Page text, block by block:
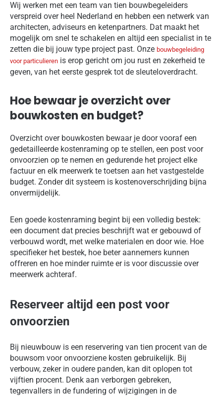
Wij werken met een team van tien bouwbegeleiders
verspreid over heel Nederland en hebben een netwerk van
architecten, adviseurs en ketenpartners. Dat maakt het
mogelijk om snel te schakelen en altijd een specialist in te
zetten die bij jouw type project past. Onze bouwbegeleiding
voor particulieren is erop gericht om jou rust en zekerheid te
geven, van het eerste gesprek tot de sleuteloverdracht.
Hoe bewaar je overzicht over
bouwkosten en budget?
Overzicht over bouwkosten bewaar je door vooraf een
gedetailleerde kostenraming op te stellen, een post voor
onvoorzien op te nemen en gedurende het project elke
factuur en elk meerwerk te toetsen aan het vastgestelde
budget. Zonder dit systeem is kostenoverschrijding bijna
onvermijdelijk.
Een goede kostenraming begint bij een volledig bestek:
een document dat precies beschrijft wat er gebouwd of
verbouwd wordt, met welke materialen en door wie. Hoe
specifieker het bestek, hoe beter aannemers kunnen
offreren en hoe minder ruimte er is voor discussie over
meerwerk achteraf.
Reserveer altijd een post voor
onvoorzien
Bij nieuwbouw is een reservering van tien procent van de
bouwsom voor onvoorziene kosten gebruikelijk. Bij
verbouw, zeker in oudere panden, kan dit oplopen tot
vijftien procent. Denk aan verborgen gebreken,
tegenvallers in de fundering of wijzigingen in de